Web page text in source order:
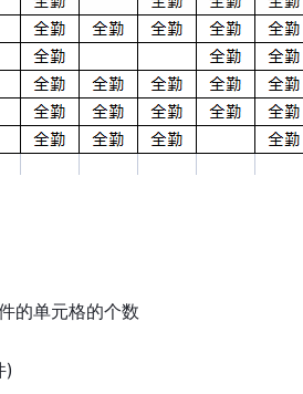
的单元格的个数
)